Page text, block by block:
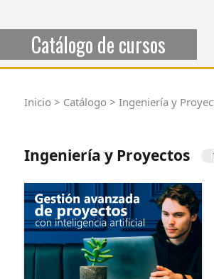
Catálogo de cursos
Inicio > Catálogo > Ingeniería y
Ingeniería y Proyectos